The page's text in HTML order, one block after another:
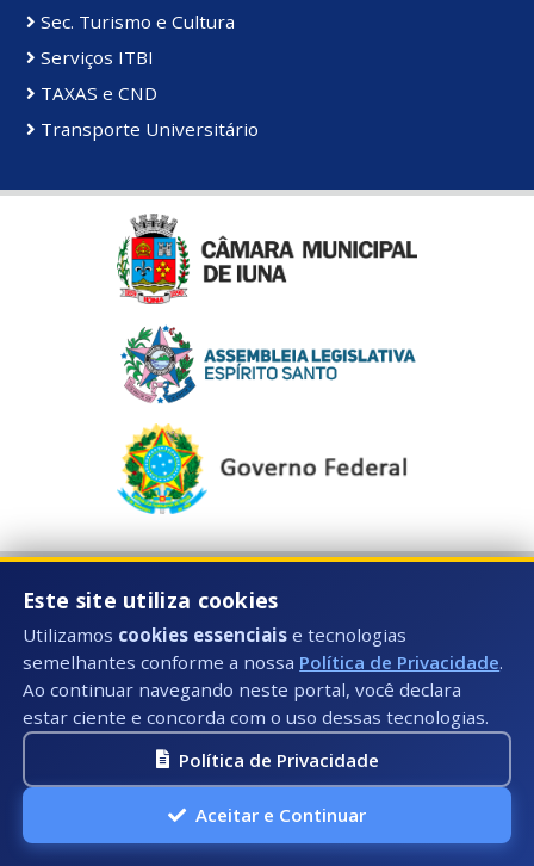
Sec. Turismo e Cultura
Serviços ITBI
TAXAS e CND
Transporte Universitário
Horário de Atendimento:
Segunda à Sexta: 08:00hs às 17:00hs
Telefone:
(28) 99884-3729
E-mail:
contato@iuna.es.gov.br
Este site utiliza cookies
Utilizamos cookies essenciais e tecnologias
semelhantes conforme a nossa Política de Privacidade.
Ao continuar navegando neste portal, você declara
estar ciente e concorda com o uso dessas tecnologias.
Política de Privacidade
Aceitar e Continuar